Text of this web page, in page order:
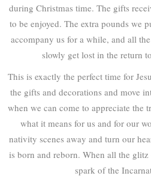
during Christmas time. The gifts
to be enjoyed. The extra pounds we
accompany us for a while, and all
slowly get lost in the return
This is exactly the perfect time for
the gifts and decorations and move
when we can come to appreciate the
what it means for us and for our
nativity scenes away and turn our
is born and reborn. When all the
spark of the